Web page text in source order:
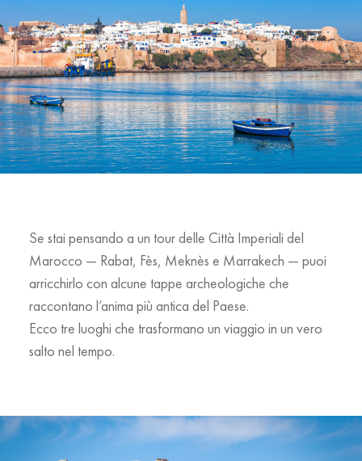
Se stai pensando a un tour delle Città Imperiali del
Marocco — Rabat, Fès, Meknès e Marrakech — puoi
arricchirlo con alcune tappe archeologiche che
raccontano l’anima più antica del Paese.
Ecco tre luoghi che trasformano un viaggio in un vero
salto nel tempo.